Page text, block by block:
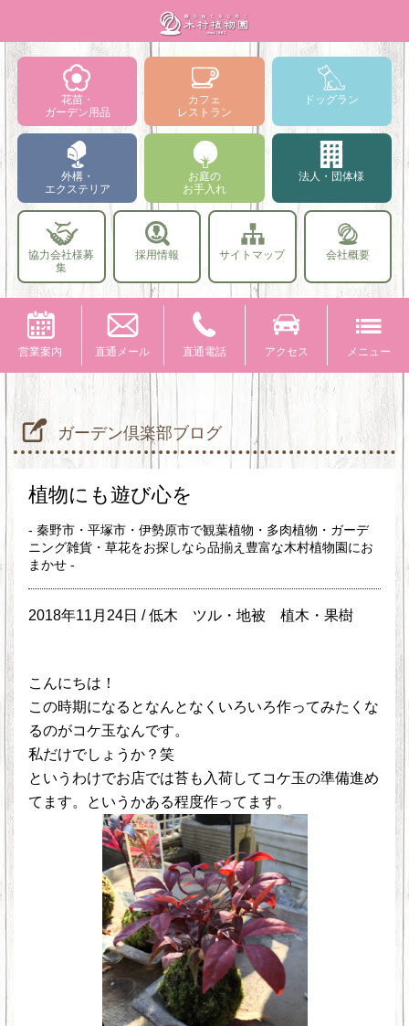
花苗・
ガーデン用品
カフェ
レストラン
ドッグラン
外構・
エクステリア
お庭の
お手入れ
法人・団体様
協力会社様募
集
採用情報 サイトマップ 会社概要
営業案内 直通メール 直通電話 アクセス メニュー
ガーデン倶楽部ブログ
植物にも遊び心を
- 秦野市・平塚市・伊勢原市で観葉植物・多肉植物・ガーデ
ニング雑貨・草花をお探しなら品揃え豊富な木村植物園にお
まかせ -
2018年11月24日 /低木 ツル・地被 植木・果樹
こんにちは！
この時期になるとなんとなくいろいろ作ってみたくな
るのがコケ玉なんです。
私だけでしょうか？笑
というわけでお店では苔も入荷してコケ玉の準備進め
てます。というかある程度作ってます。